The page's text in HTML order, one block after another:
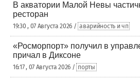
В акватории Малой Невы
ресторан
19:30 , 07 Августа 2026 / аварийность и чп
«Росморпорт» получил в
причал в Диксоне
16:17 , 07 Августа 2026 / порты